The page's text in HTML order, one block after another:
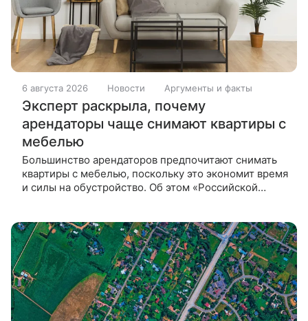
6 августа 2026 Новости Аргументы и факты
Эксперт раскрыла, почему
арендаторы чаще снимают квартиры с
мебелью
Большинство арендаторов предпочитают снимать
квартиры с мебелью, поскольку это экономит время
и силы на обустройство. Об этом «Российской